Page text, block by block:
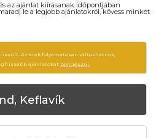
az ajánlat kiírásanak időpontjában
le a legjobb ajánlatokról, kövess minket
Az árak folyamatosan változhatnak,
ajánlatokat böngészni.
Keflavík